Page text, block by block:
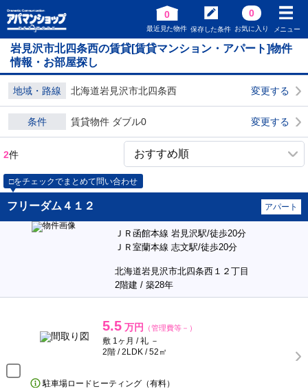
0
最近見た物件 保存した条件
0
お気に入り メニュー
岩見沢市北四条西の賃貸[賃貸マンション・アパート]物件
情報・お部屋探し
地域・路線 北海道岩見沢市北四条西 変更する
条件 賃貸物件 ダブル0 変更する
2件
□をチェックでまとめて問い合わせ
フリーダム４１２ アパート
ＪＲ函館本線 岩見沢駅/徒歩20分
ＪＲ室蘭本線 志文駅/徒歩20分
北海道岩見沢市北四条西１２丁目
2階建 / 築28年
5.5 万円 （管理費等－）
敷 1ヶ月 / 礼 －
2階 / 2LDK / 52㎡
駐車場ロードヒーティング（有料）